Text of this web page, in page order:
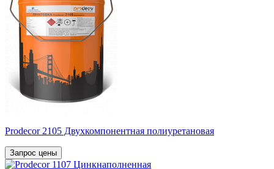
Prodecor 2105 Двухкомпонентная полиуретановая
Запрос цены